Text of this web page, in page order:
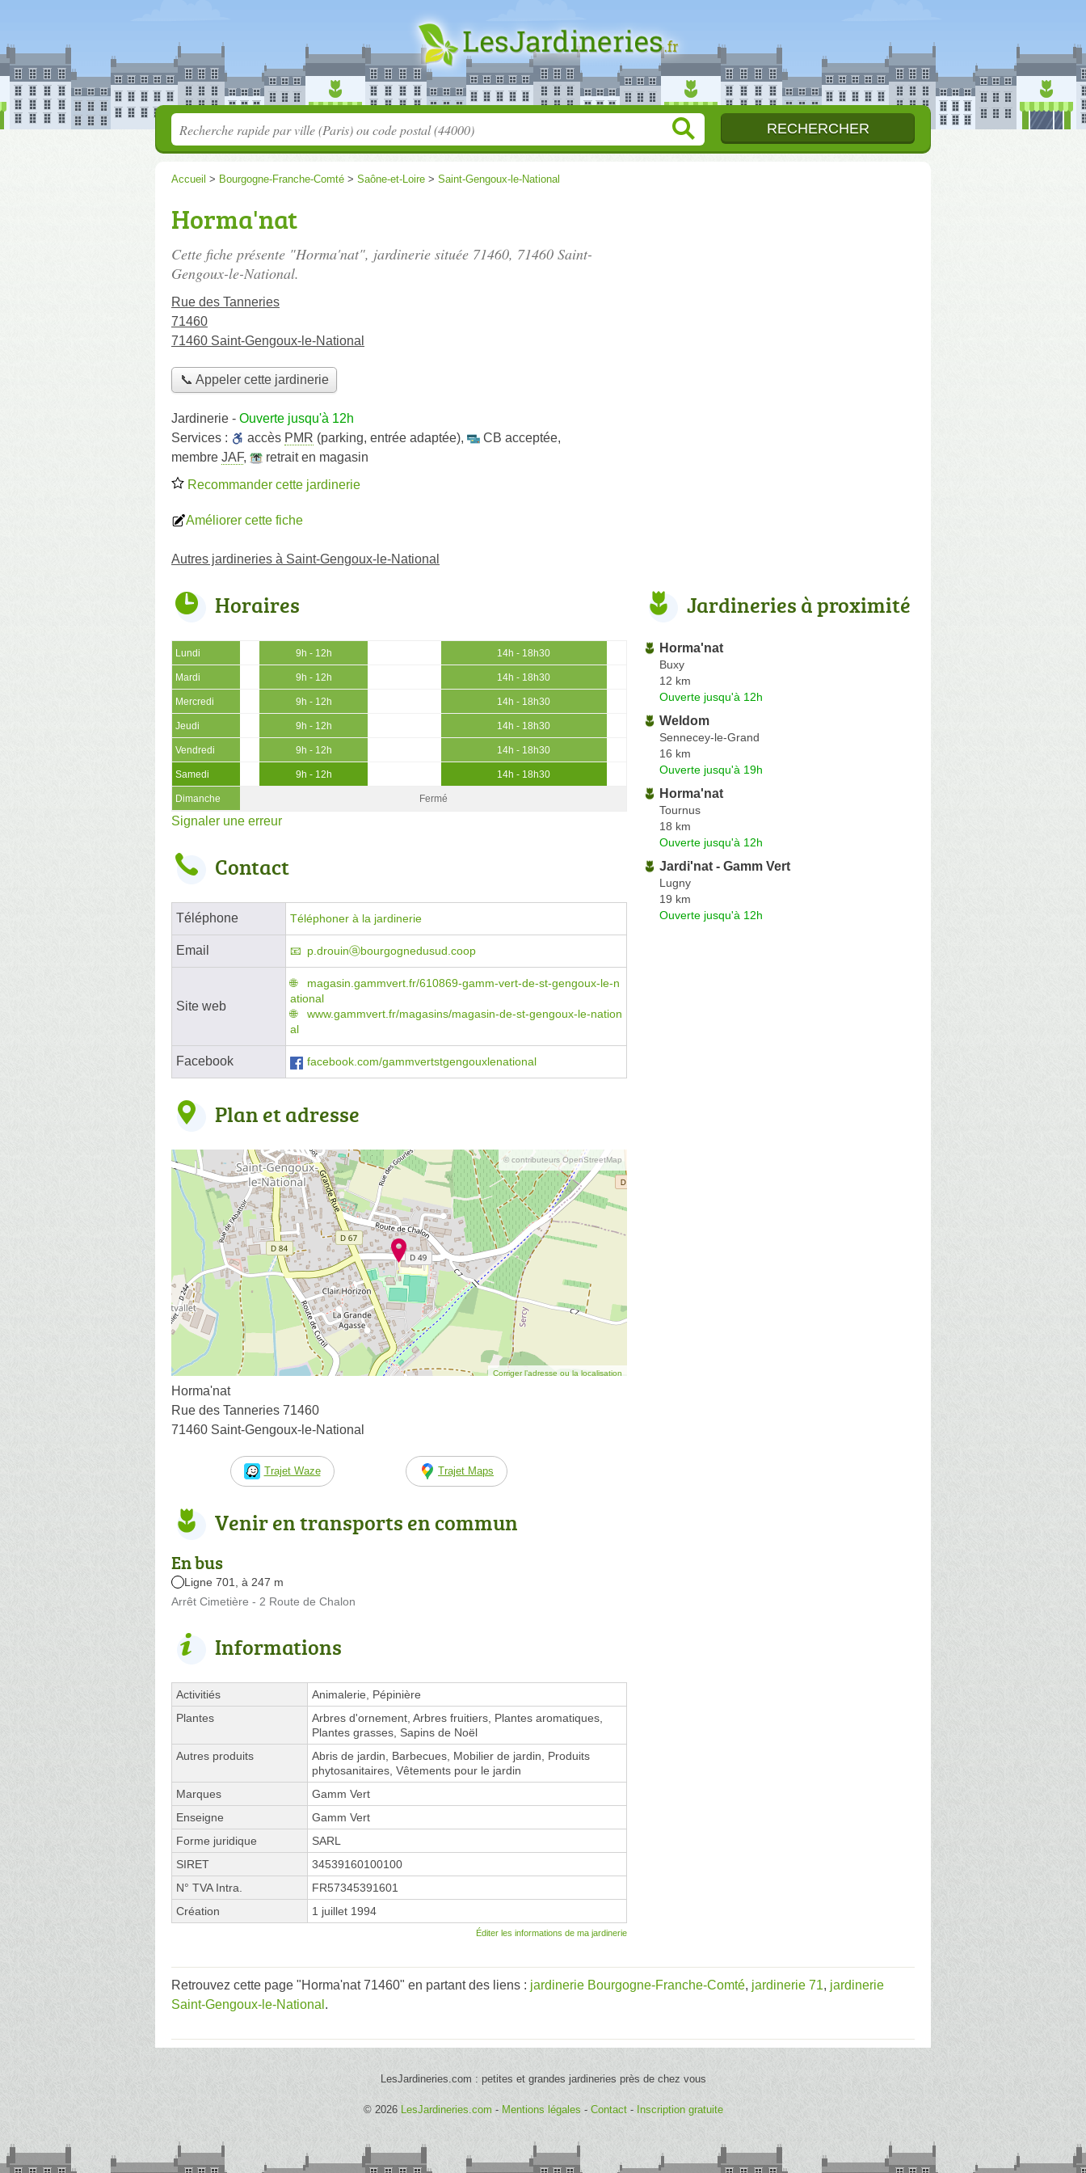
Accueil > Bourgogne-Franche-Comté > Saône-et-Loire > Saint-Gengoux-le-National
Horma'nat
Cette fiche présente "Horma'nat", jardinerie située 71460, 71460 Saint-
Gengoux-le-National.
Rue des Tanneries
71460
71460 Saint-Gengoux-le-National
📞 Appeler cette jardinerie
Jardinerie - Ouverte jusqu'à 12h
Services :
accès PMR (parking, entrée adaptée), CB acceptée,
membre JAF,
retrait en magasin
Recommander cette jardinerie
Améliorer cette fiche
Autres jardineries à Saint-Gengoux-le-National
Horaires
Lundi 9h - 12h 14h - 18h30
Mardi 9h - 12h 14h - 18h30
Mercredi 9h - 12h 14h - 18h30
Jeudi 9h - 12h 14h - 18h30
Vendredi 9h - 12h 14h - 18h30
Samedi 9h - 12h 14h - 18h30
Dimanche Fermé
Signaler une erreur
Contact
Téléphone Téléphoner à la jardinerie
Email p.drouinⓐbourgognedusud.coop
Site web
magasin.gammvert.fr/610869-gamm-vert-de-st-gengoux-le-n
ational
www.gammvert.fr/magasins/magasin-de-st-gengoux-le-nation
al
Facebook facebook.com/gammvertstgengouxlenational
Plan et adresse
© contributeurs OpenStreetMap
Corriger l’adresse ou la localisation
Horma'nat
Rue des Tanneries 71460
71460 Saint-Gengoux-le-National
Trajet Waze Trajet Maps
Venir en transports en commun
En bus
Ligne 701, à 247 m
Arrêt Cimetière - 2 Route de Chalon
Informations
Activitiés
Animalerie, Pépinière
Plantes
Arbres d'ornement, Arbres fruitiers, Plantes aromatiques,
Plantes grasses, Sapins de Noël
Autres produits
Abris de jardin, Barbecues, Mobilier de jardin, Produits
phytosanitaires, Vêtements pour le jardin
Marques
Gamm Vert
Enseigne
Gamm Vert
Forme juridique
SARL
SIRET
34539160100100
N° TVA Intra.
FR57345391601
Création
1 juillet 1994
Éditer les informations de ma jardinerie
Jardineries à proximité
Horma'nat
Buxy
12 km
Ouverte jusqu'à 12h
Weldom
Sennecey-le-Grand
16 km
Ouverte jusqu'à 19h
Horma'nat
Tournus
18 km
Ouverte jusqu'à 12h
Jardi'nat - Gamm Vert
Lugny
19 km
Ouverte jusqu'à 12h
Retrouvez cette page "Horma'nat 71460" en partant des liens : jardinerie Bourgogne-Franche-Comté, jardinerie 71, jardinerie
Saint-Gengoux-le-National .
LesJardineries.com : petites et grandes jardineries près de chez vous
© 2026 LesJardineries.com - Mentions légales - Contact- Inscription gratuite